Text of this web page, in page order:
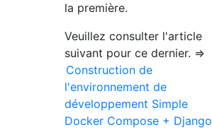
la première.
Veuillez consulter l'article
suivant pour ce dernier. ⇒
Construction de
l'environnement de
développement Simple
Docker Compose + Django